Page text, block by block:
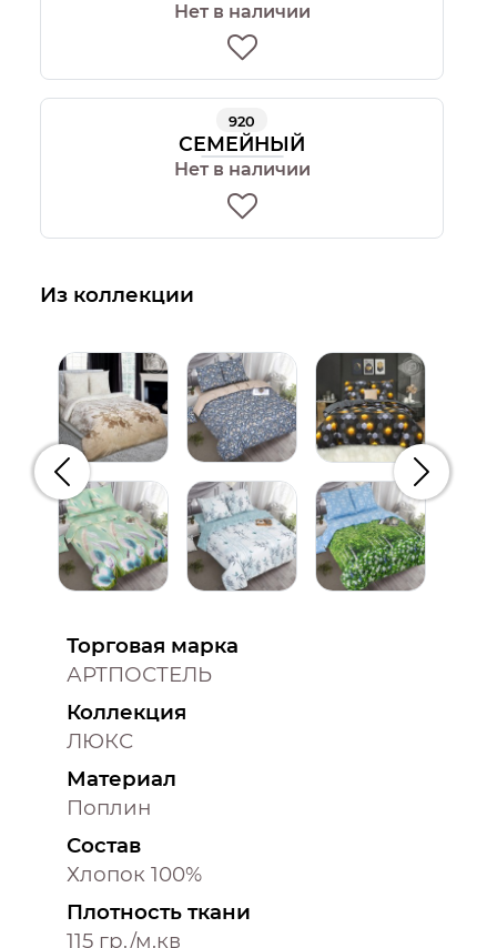
Нет в наличии
920
СЕМЕЙНЫЙ
Нет в наличии
Из коллекции
Предыдущий
Торговая марка
АРТПОСТЕЛЬ
Коллекция
ЛЮКС
Материал
Поплин
Состав
Хлопок 100%
Плотность ткани
115 гр./м.кв